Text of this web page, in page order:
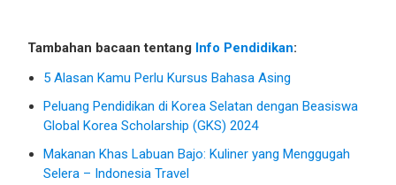
Tambahan bacaan tentang Info Pendidikan:
5 Alasan Kamu Perlu Kursus Bahasa Asing
Peluang Pendidikan di Korea Selatan dengan Beasiswa
Global Korea Scholarship (GKS) 2024
Makanan Khas Labuan Bajo: Kuliner yang Menggugah
Selera – Indonesia Travel